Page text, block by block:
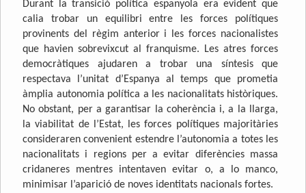
Durant la transició política espanyola era evident que
calia trobar un equilibri entre les forces polítiques
provinents del règim anterior i les forces nacionalistes
que havien sobrevixcut al franquisme. Les atres forces
democràtiques ajudaren a trobar una síntesis que
respectava l’unitat d’Espanya al temps que prometia
àmplia autonomia política a les nacionalitats històriques.
No obstant, per a garantisar la coherència i, a la llarga,
la viabilitat de l’Estat, les forces polítiques majoritàries
consideraren convenient estendre l’autonomia a totes les
nacionalitats i regions per a evitar diferències massa
cridaneres mentres intentaven evitar o, a lo manco,
minimisar l’aparició de noves identitats nacionals fortes.